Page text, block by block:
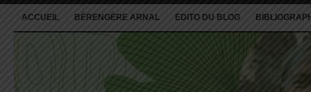
ACCUEIL BÉRENGÈRE ARNAL EDITO DU BLOG